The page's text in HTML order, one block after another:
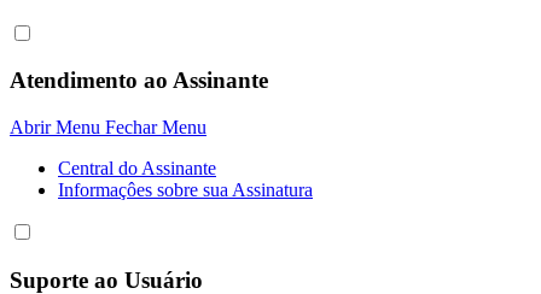
Atendimento ao Assinante
Abrir Menu Fechar Menu
Central do Assinante
Informaçôes sobre sua Assinatura
Suporte ao Usuário